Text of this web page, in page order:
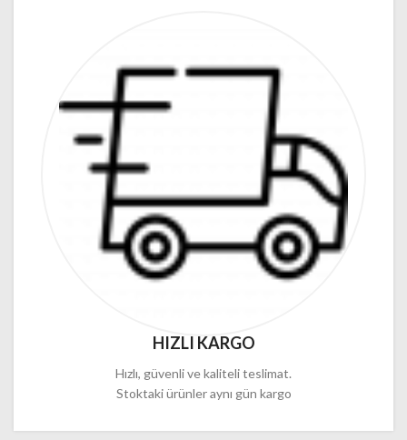
HIZLI KARGO
Hızlı, güvenli ve kaliteli teslimat.
Stoktaki ürünler aynı gün kargo